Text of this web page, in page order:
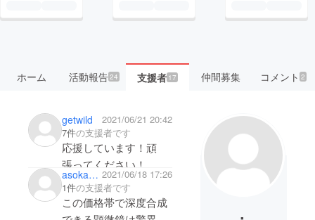
ホーム 活動報告24 支援者 17 仲間募集 コメント2
getwild
2021/06/21 20:42
7件の支援者です
応援しています！頑
張ってください！
asoka_edu 2021/06/18 17:26
1件の支援者です
この価格帯で深度合成